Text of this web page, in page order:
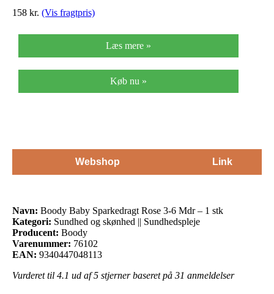
158 kr. (Vis fragtpris)
Læs mere »
Køb nu »
Webshop Link
Navn: Boody Baby Sparkedragt Rose 3-6 Mdr – 1 stk
Kategori: Sundhed og skønhed || Sundhedspleje
Producent: Boody
Varenummer: 76102
EAN: 9340447048113
Vurderet til 4.1 ud af 5 stjerner baseret på 31 anmeldelser